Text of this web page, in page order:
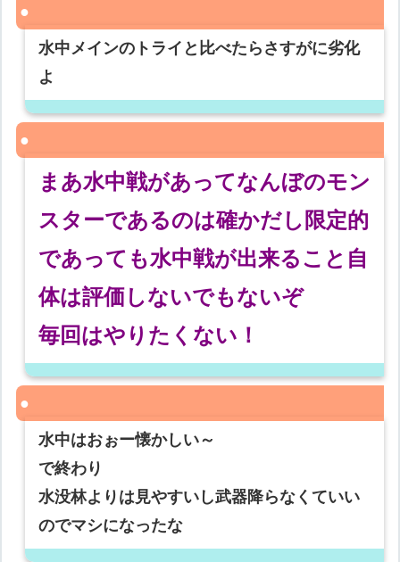
水中メインのトライと比べたらさすがに劣化
よ
まあ水中戦があってなんぼのモン
スターであるのは確かだし限定的
であっても水中戦が出来ること自
体は評価しないでもないぞ
毎回はやりたくない！
水中はおぉー懐かしい～
で終わり
水没林よりは見やすいし武器降らなくていい
のでマシになったな